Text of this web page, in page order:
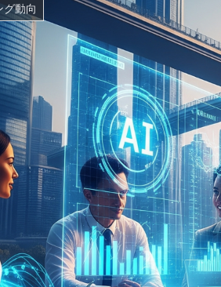
グ動向